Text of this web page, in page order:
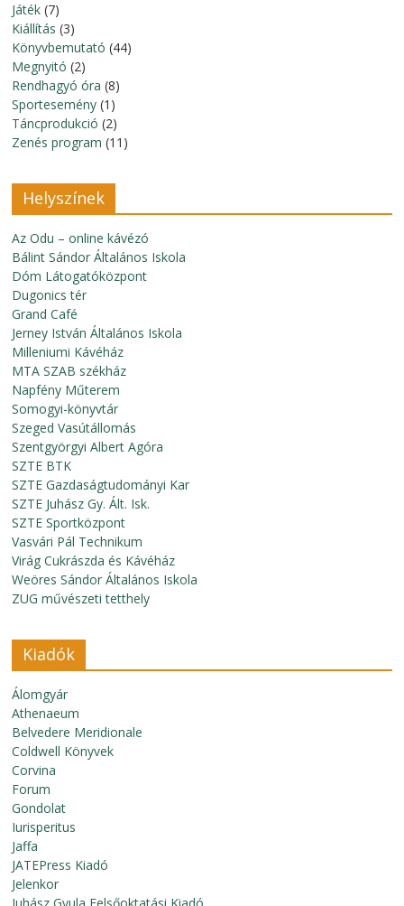
Játék (7)
Kiállítás (3)
Könyvbemutató (44)
Megnyitó (2)
Rendhagyó óra (8)
Sportesemény (1)
Táncprodukció (2)
Zenés program (11)
Helyszínek
Az Odu – online kávézó
Bálint Sándor Általános Iskola
Dóm Látogatóközpont
Dugonics tér
Grand Café
Jerney István Általános Iskola
Milleniumi Kávéház
MTA SZAB székház
Napfény Műterem
Somogyi-könyvtár
Szeged Vasútállomás
Szentgyörgyi Albert Agóra
SZTE BTK
SZTE Gazdaságtudományi Kar
SZTE Juhász Gy. Ált. Isk.
SZTE Sportközpont
Vasvári Pál Technikum
Virág Cukrászda és Kávéház
Weöres Sándor Általános Iskola
ZUG művészeti tetthely
Kiadók
Álomgyár
Athenaeum
Belvedere Meridionale
Coldwell Könyvek
Corvina
Forum
Gondolat
Iurisperitus
Jaffa
JATEPress Kiadó
Jelenkor